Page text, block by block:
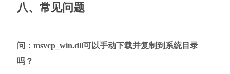
八、常见问题
问：msvcp_win.dll可以手动下载并复制到系统目录
吗？